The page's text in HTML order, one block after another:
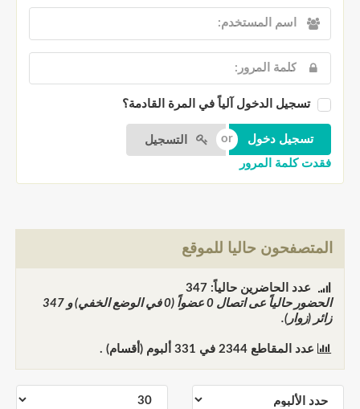
تسجيل الدخول آلياً في المرة القادمة؟
التسجيل
فقدت كلمة المرور
المتصفحون حاليا للموقع
عدد الحاضرين حالياً: 347
الحضور حالياً عى اتصال 0 عضواً (0 في الوضع الخفي) و
347
زائر (زوار).
عدد المقاطع2344 في 331 ألبوم (أقسام) .